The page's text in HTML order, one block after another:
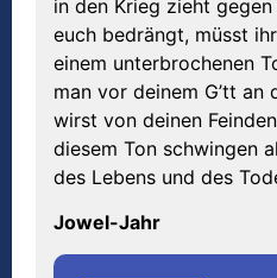
in den Krieg zieht
euch bedrängt, müsst
einem unterbrochenen
man vor deinem G’tt an
wirst von deinen
diesem Ton schwingen
des Lebens und des
Jowel-Jahr